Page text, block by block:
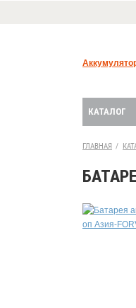
КАТАЛОГ
ГЛАВНАЯ /